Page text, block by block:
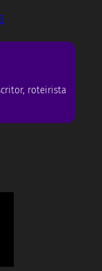
roteirista